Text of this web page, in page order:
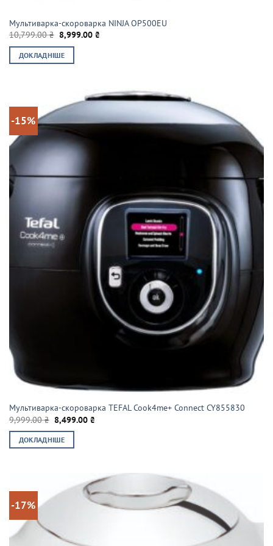
Мультиварка-скороварка NINJA OP500EU
10,799.00₴ Оригінальна
ціна:
10,799.00 ₴.
8,999.00₴
ДОКЛАДНІШЕ
-15%
Мультиварка-скороварка TEFAL Cook4me+ Connect CY855830
9,999.00₴ Оригінальна
ціна:
9,999.00 ₴.
8,499.00₴
ДОКЛАДНІШЕ
-17%